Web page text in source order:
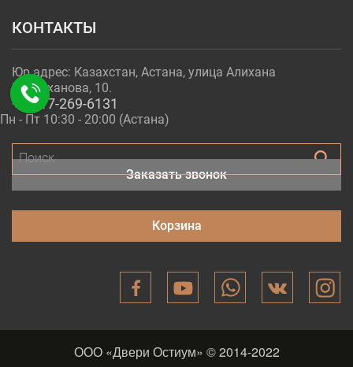
КОНТАКТЫ
Юр.адрес: Казахстан, Астана, улица Алихана
Бокейханова, 10.
+7-717-269-6131
Пн - Пт 10:30 - 20:00 (Астана)
Заказать звонок
Корзина
ООО «Двери Остиум» © 2014-2022